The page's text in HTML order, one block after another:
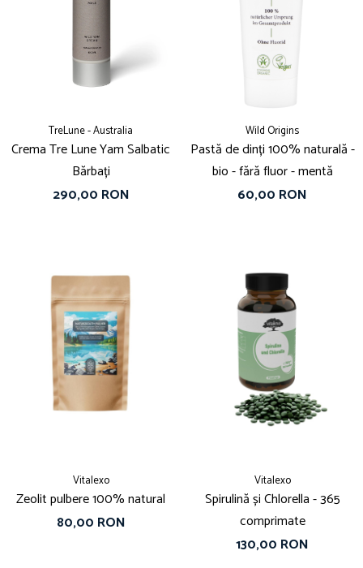
TreLune - Australia
Crema Tre Lune Yam Salbatic
Bărbați
290,00 RON
Wild Origins
Pastă de dinți 100% naturală -
bio - fără fluor - mentă
60,00 RON
Vitalexo
Zeolit pulbere 100% natural
80,00 RON
Vitalexo
Spirulină și Chlorella - 365
comprimate
130,00 RON